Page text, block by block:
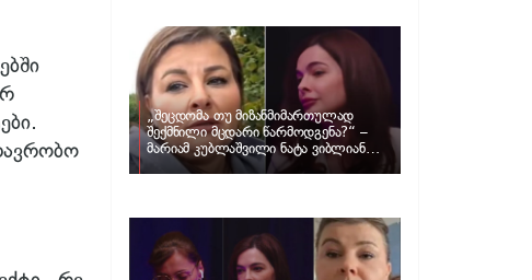
„შეცდომა თუ მიზანმიმართულად
შექმნილი მცდარი წარმოდგენა?“ –
მარიამ კუბლაშვილი ნატა ვიბლიანის
საქმეზე ვიდეომიმართვას ავრცელებს